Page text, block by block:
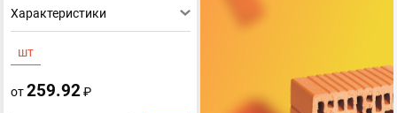
Характеристики
шт
от259.92₽